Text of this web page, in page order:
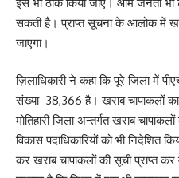
सकती है। प्राप्त सूचना के आलोक में
जाएगा।
ज़िलाधिकारी ने कहा कि पूरे जिला में
संख्या 38,366 है। खराब चापाकलों
मोतिहारी जिला अन्तर्गत खराब
विकास पदाधिकारियों को भी निदेशित
कर खराब चापाकलों की सूची प्राप्त